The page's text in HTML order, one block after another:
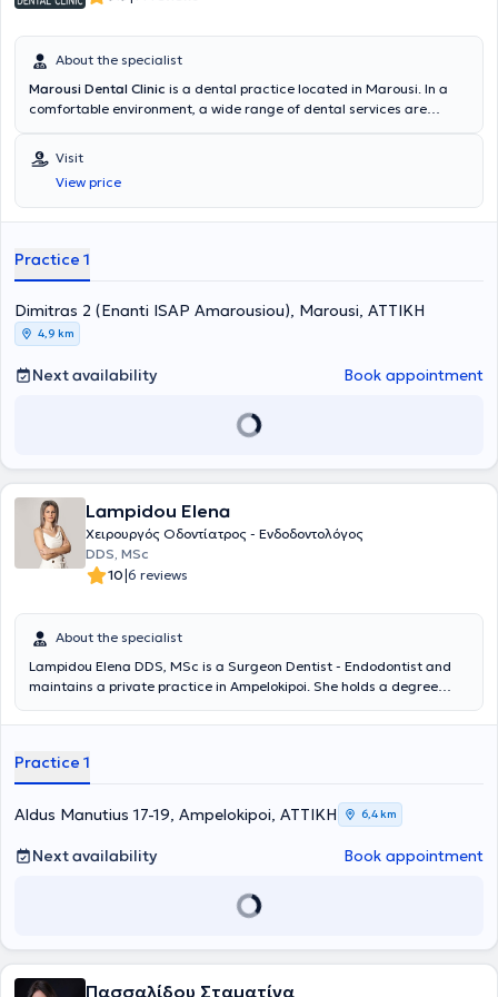
About the specialist
Marousi Dental Clinic is a dental practice located in Marousi. In a
comfortable environment, a wide range of dental services are
advanced technologies are adopted, and a primary concern is the
implementation of solutions fully tailored to the needs of the
patients.
Visit
View price
Practice 1
Dimitras 2 (Enanti ISAP Amarousiou), Marousi, ΑΤΤΙΚΗ
4,9 km
Next availability Book appointment
Lampidou Elena
Χειρουργός Οδοντίατρος - Ενδοδοντολόγος
DDS, MSc
10|6 reviews
About the specialist
Lampidou Elena DDS, MSc is a Surgeon Dentist - Endodontist and
maintains a private practice in Ampelokipoi. She holds a degree
postgraduate degree in Endodontics from the University of
training in dental prosthetics and facial aesthetics in the United
Kingdom. She possesses extensive and diverse professional
experience, having worked as a surgeon dentist in Greece and the
United Kingdom. Finally, she actively participates in conferences to
stay updated on scientific advancements and new technologies.
Practice 1
Aldus Manutius 17-19, Ampelokipoi, ΑΤΤΙΚΗ 6,4 km
Next availability Book appointment
Πασσαλίδου Σταματίνα